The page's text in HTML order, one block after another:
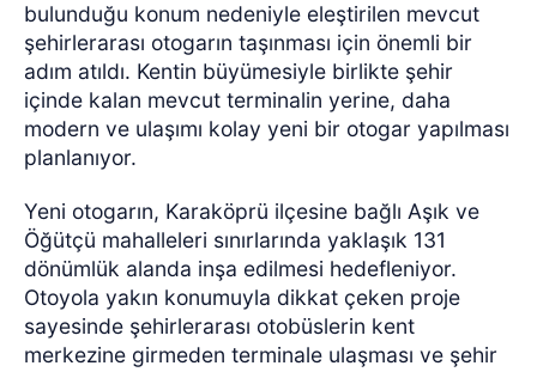
bulunduğu konum nedeniyle eleştirilen mevcut
şehirlerarası otogarın taşınması için önemli bir
adım atıldı. Kentin büyümesiyle birlikte şehir
içinde kalan mevcut terminalin yerine, daha
modern ve ulaşımı kolay yeni bir otogar yapılması
planlanıyor.
Yeni otogarın, Karaköprü ilçesine bağlı Aşık ve
Öğütçü mahalleleri sınırlarında yaklaşık 131
dönümlük alanda inşa edilmesi hedefleniyor.
Otoyola yakın konumuyla dikkat çeken proje
sayesinde şehirlerarası otobüslerin kent
merkezine girmeden terminale ulaşması ve şehir